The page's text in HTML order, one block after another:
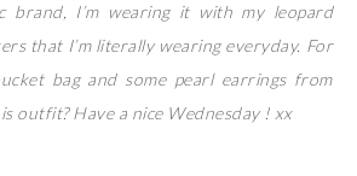
brand, I’m wearing it with my leopard
that I’m literally wearing everyday. For
bag and some pearl earrings from
outfit? Have a nice Wednesday ! xx